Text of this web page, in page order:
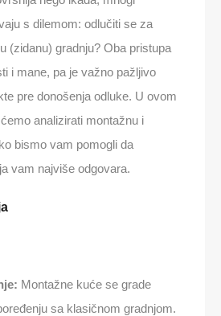
s dilemom: odlučiti se za
(zidanu) gradnju? Oba pristupa
i mane, pa je važno pažljivo
pre donošenja odluke. U ovom
analizirati montažnu i
bismo vam pomogli da
vam najviše odgovara.
Montažne kuće se grade
sa klasičnom gradnjom.